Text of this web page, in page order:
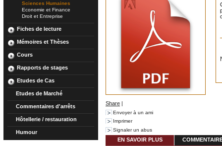
Sciences Humaines
Economie et Finance
Droit et Entreprise
Fiches de lecture
Mémoires et Thèses
Cours
Rapports de stages
Etudes de Cas
Etudes de Marché
Commentaires d'arrêts
Hôtellerie / restauration
Humour
Share |
Envoyer à un ami
Imprimer
Signaler un abus
EN SAVOIR PLUS